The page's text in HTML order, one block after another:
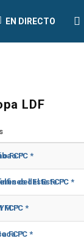
EN DIRECTO
LDF
FC *
del Este FC *
FC *
FC *